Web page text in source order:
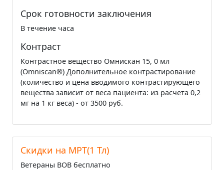
Срок готовности заключения
В течение часа
Контраст
Контрастное вещество Омнискан 15, 0 мл
(Omniscan®) Дополнительное контрастирование
(количество и цена вводимого контрастирующего
вещества зависит от веса пациента: из расчета 0,2
мг на 1 кг веса) - от 3500 руб.
Cкидки на МРТ(1 Тл)
Ветераны ВОВ бесплатно